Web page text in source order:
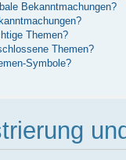
Bekanntmachungen?
Themen?
Themen?
Symbole?